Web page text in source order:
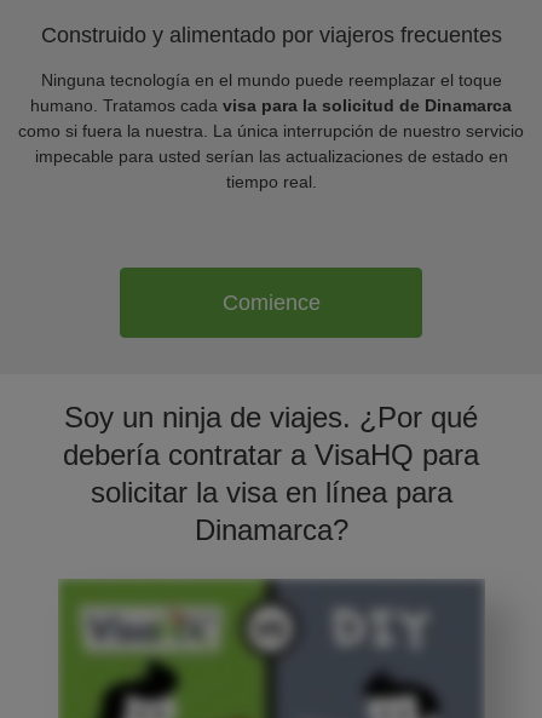
Construido y alimentado por viajeros frecuentes
Ninguna tecnología en el mundo puede reemplazar el toque
humano. Tratamos cada visa para la solicitud de Dinamarca
como si fuera la nuestra. La única interrupción de nuestro servicio
impecable para usted serían las actualizaciones de estado en
tiempo real.
Comience
Soy un ninja de viajes. ¿Por qué
debería contratar a VisaHQ para
solicitar la visa en línea para
Dinamarca?